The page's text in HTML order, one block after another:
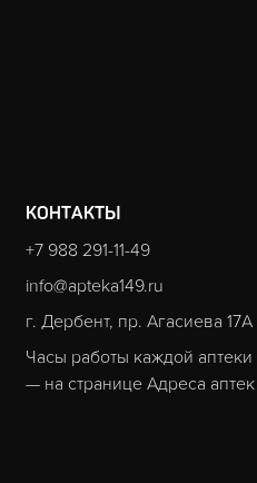
КОНТАКТЫ
+7 988 291-11-49
info@apteka149.ru
г. Дербент, пр. Агасиева 17А
Часы работы каждой аптеки
— на странице Адреса аптек